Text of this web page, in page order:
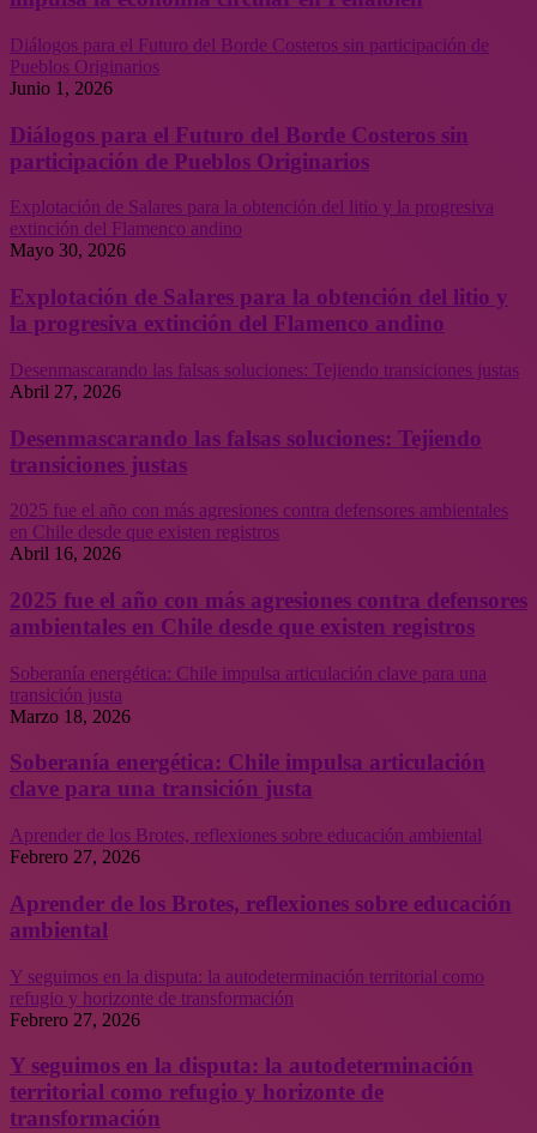
Diálogos para el Futuro del Borde Costeros sin participación de
Pueblos Originarios
Junio 1, 2026
Diálogos para el Futuro del Borde Costeros sin
participación de Pueblos Originarios
Explotación de Salares para la obtención del litio y la progresiva
extinción del Flamenco andino
Mayo 30, 2026
Explotación de Salares para la obtención del litio y
la progresiva extinción del Flamenco andino
Desenmascarando las falsas soluciones: Tejiendo transiciones justas
Abril 27, 2026
Desenmascarando las falsas soluciones: Tejiendo
transiciones justas
2025 fue el año con más agresiones contra defensores ambientales
en Chile desde que existen registros
Abril 16, 2026
2025 fue el año con más agresiones contra defensores
ambientales en Chile desde que existen registros
Soberanía energética: Chile impulsa articulación clave para una
transición justa
Marzo 18, 2026
Soberanía energética: Chile impulsa articulación
clave para una transición justa
Aprender de los Brotes, reflexiones sobre educación ambiental
Febrero 27, 2026
Aprender de los Brotes, reflexiones sobre educación
ambiental
Y seguimos en la disputa: la autodeterminación territorial como
refugio y horizonte de transformación
Febrero 27, 2026
Y seguimos en la disputa: la autodeterminación
territorial como refugio y horizonte de
transformación